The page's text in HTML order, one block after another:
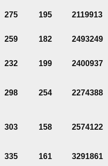
275 195 2119913
259 182 2493249
232 199 2400937
298 254 2274388
303 158 2574122
335 161 3291861